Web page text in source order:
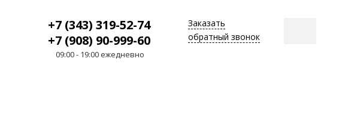
Заказать
обратный звонок
+7 (343) 319-52-74
+7 (908) 90-999-60
09:00 - 19:00 ежедневно